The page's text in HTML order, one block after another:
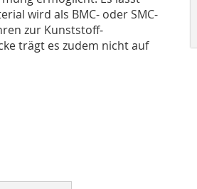
wird als BMC- oder SMC-
zur Kunst­stoff­
trägt es zudem nicht auf